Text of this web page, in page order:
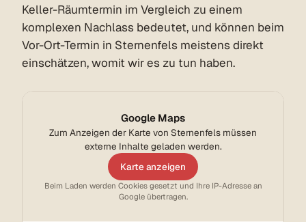
Keller-Räumtermin im Vergleich zu einem
komplexen Nachlass bedeutet, und können beim
Vor-Ort-Termin in Sternenfels meistens direkt
einschätzen, womit wir es zu tun haben.
Google Maps
Zum Anzeigen der Karte von Sternenfels müssen
externe Inhalte geladen werden.
Karte anzeigen
Beim Laden werden Cookies gesetzt und Ihre IP-Adresse an
Google übertragen.